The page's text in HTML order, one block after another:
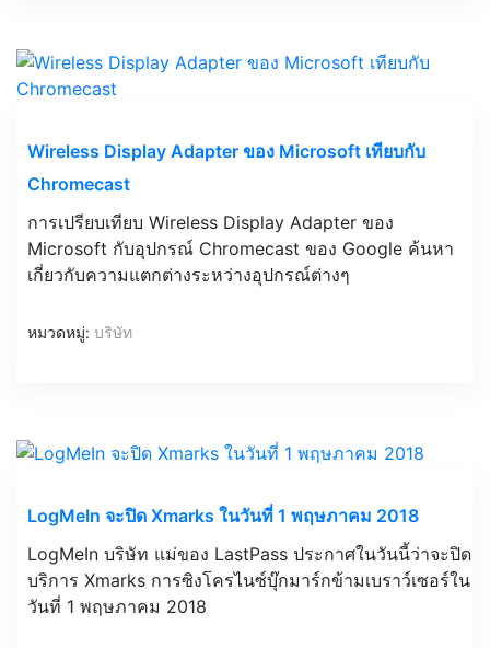
Wireless Display Adapter ของ Microsoft เทียบกับ
Chromecast
การเปรียบเทียบ Wireless Display Adapter ของ
Microsoft กับอุปกรณ์ Chromecast ของ Google ค้นหา
เกี่ยวกับความแตกต่างระหว่างอุปกรณ์ต่างๆ
หมวดหมู่: บริษัท
LogMeIn จะปิด Xmarks ในวันที่ 1 พฤษภาคม 2018
LogMeIn บริษัท แม่ของ LastPass ประกาศในวันนี้ว่าจะปิด
บริการ Xmarks การซิงโครไนซ์บุ๊กมาร์กข้ามเบราว์เซอร์ใน
วันที่ 1 พฤษภาคม 2018